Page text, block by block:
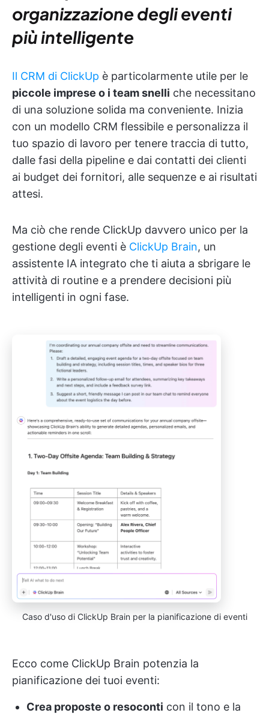
organizzazione degli eventi
più intelligente
Il CRM di ClickUp è particolarmente utile per le
piccole imprese o i team snelli che necessitano
di una soluzione solida ma conveniente. Inizia
con un modello CRM flessibile e personalizza il
tuo spazio di lavoro per tenere traccia di tutto,
dalle fasi della pipeline e dai contatti dei clienti
ai budget dei fornitori, alle sequenze e ai risultati
attesi.
Ma ciò che rende ClickUp davvero unico per la
gestione degli eventi è ClickUp Brain, un
assistente IA integrato che ti aiuta a sbrigare le
attività di routine e a prendere decisioni più
intelligenti in ogni fase.
Caso d'uso di ClickUp Brain per la pianificazione di eventi
Ecco come ClickUp Brain potenzia la
pianificazione dei tuoi eventi:
Crea proposte o resoconti con il tono e la